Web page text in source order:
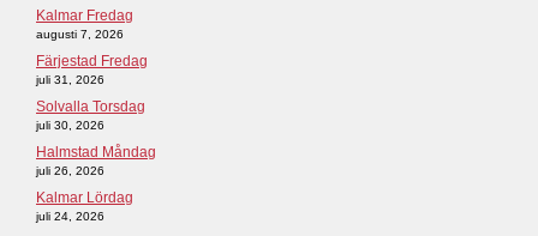
Kalmar Fredag
augusti 7, 2026
Färjestad Fredag
juli 31, 2026
Solvalla Torsdag
juli 30, 2026
Halmstad Måndag
juli 26, 2026
Kalmar Lördag
juli 24, 2026